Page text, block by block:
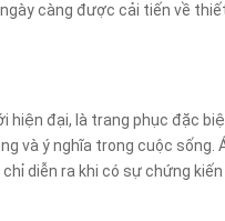
càng được cải tiến về
hiện đại, là trang phục đặc
và ý nghĩa trong cuộc sống.
diễn ra khi có sự chứng